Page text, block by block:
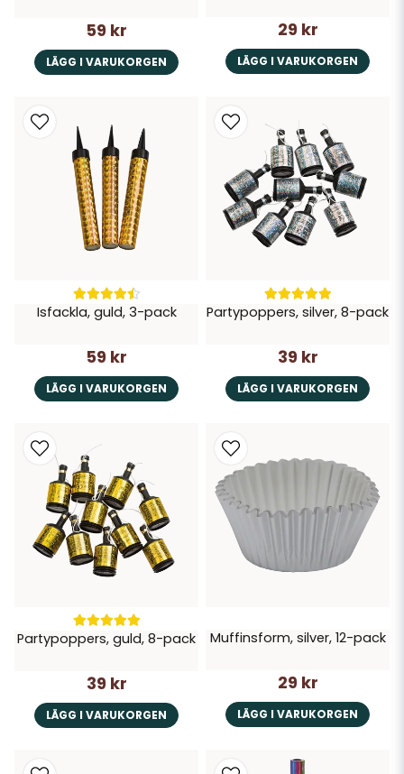
59 kr
LÄGG I VARUKORGEN
29 kr
LÄGG I VARUKORGEN
Isfackla, guld, 3-pack
59 kr
LÄGG I VARUKORGEN
Partypoppers, silver, 8-pack
39 kr
LÄGG I VARUKORGEN
Partypoppers, guld, 8-pack
39 kr
LÄGG I VARUKORGEN
Muffinsform, silver, 12-pack
29 kr
LÄGG I VARUKORGEN